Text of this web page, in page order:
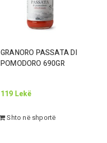
GRANORO PASSATA DI
POMODORO690GR
119 Lekë
Shto në shportë